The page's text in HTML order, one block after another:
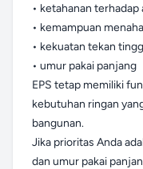
• ketahanan terhadap
• kemampuan
• kekuatan tekan
• umur pakai panjang
EPS tetap memiliki
kebutuhan ringan
bangunan.
Jika prioritas Anda
dan umur pakai